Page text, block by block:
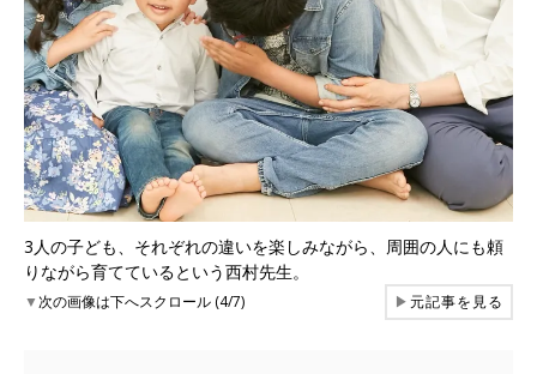
3人の子ども、それぞれの違いを楽しみながら、周囲の人にも頼
りながら育てているという西村先生。
▼次の画像は下へスクロール (4/7) ▶元記事を見る